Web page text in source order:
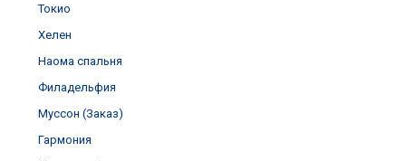
Токио
Хелен
Наома спальня
Филадельфия
Муссон (Заказ)
Гармония